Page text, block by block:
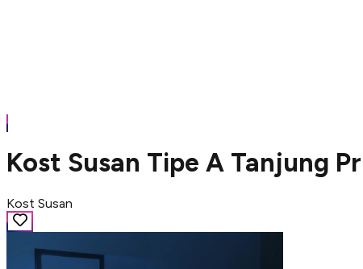
Kost Susan Tipe A Tanjung
Kost Susan